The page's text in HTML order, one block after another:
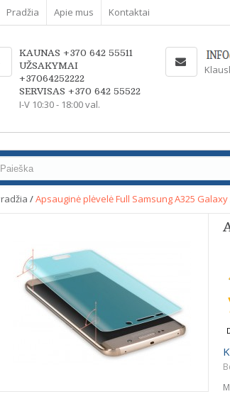
Pradžia Apie mus Kontaktai
KAUNAS +370 642 55511
UŽSAKYMAI
+37064252222
SERVISAS +370 642 55522
I-V 10:30 - 18:00 val.
/Apsauginė plėvelė Full Samsung A325 Galaxy